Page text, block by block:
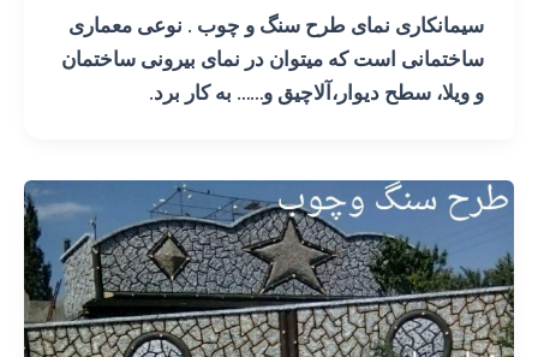
سیمانکاری نمای طرح سنگ و چوب . نوعی معماری
ساختمانی است که میتوان در نمای بیرونی ساختمان
و ویلا، سطح دیوار،آلاچیق و…… به کار برد.